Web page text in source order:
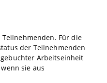
Für die
der Teilnehmenden
Arbeitseinheit
sie aus